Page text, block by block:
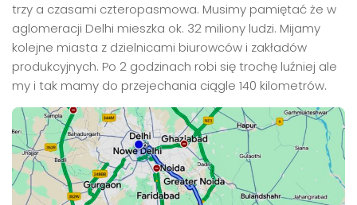
trzy a czasami czteropasmowa. Musimy pamiętać że w
aglomeracji Delhi mieszka ok. 32 miliony ludzi. Mijamy
kolejne miasta z dzielnicami biurowców i zakładów
produkcyjnych. Po 2 godzinach robi się trochę luźniej ale
my i tak mamy do przejechania ciągle 140 kilometrów.